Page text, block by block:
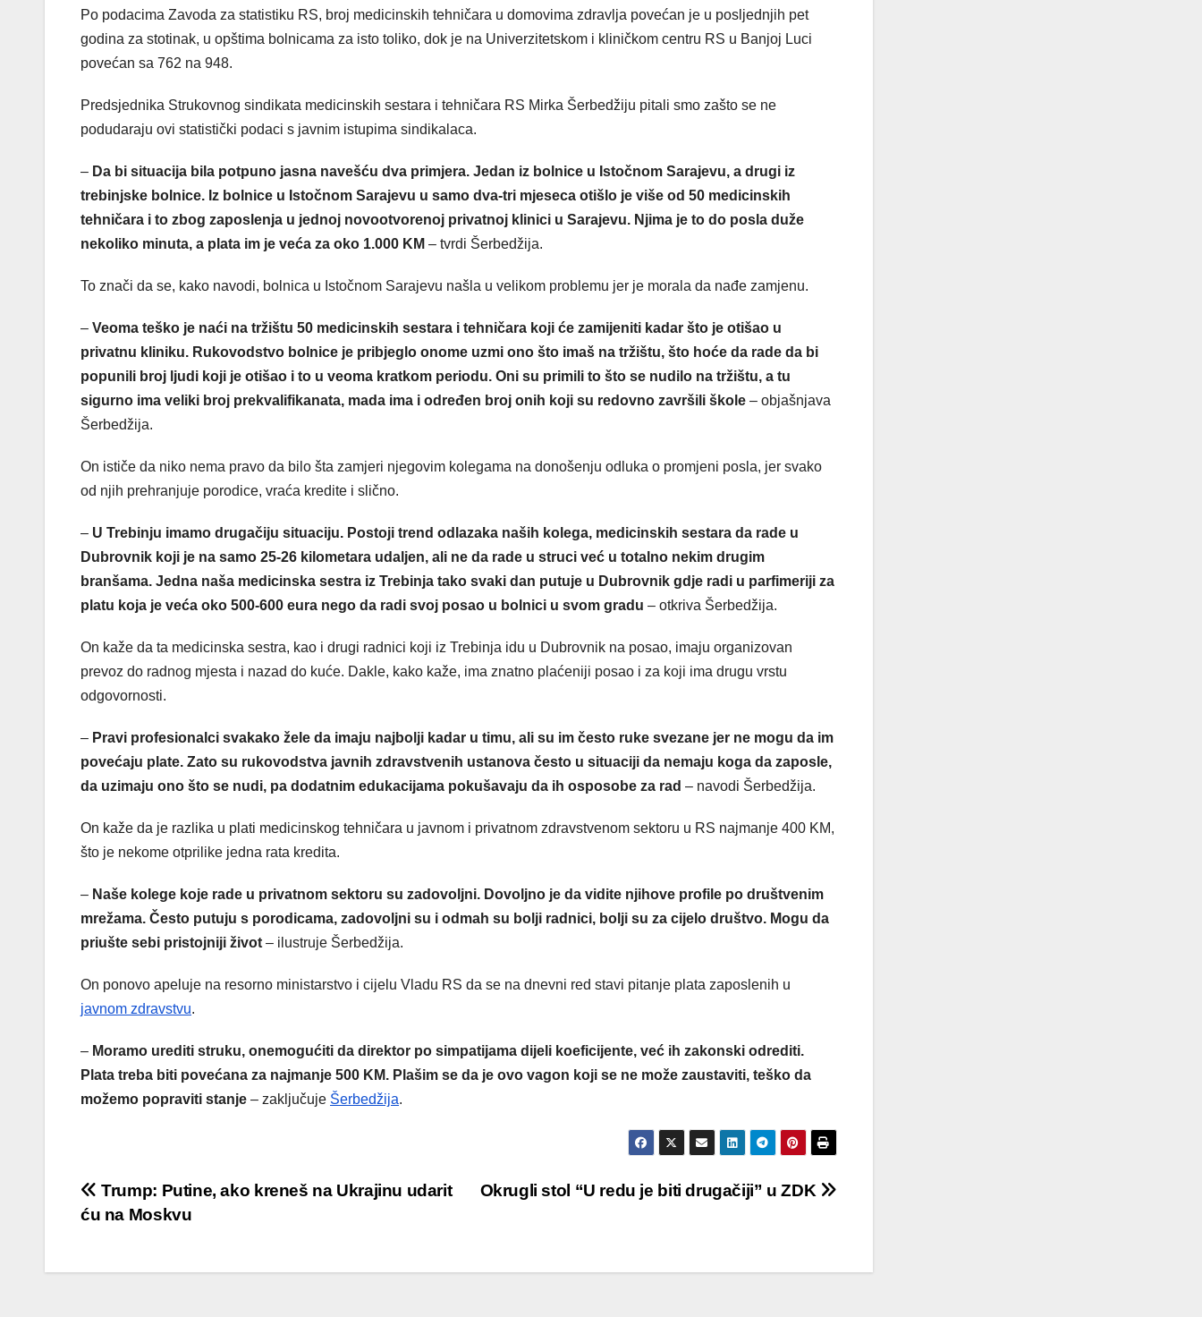
Po podacima Zavoda za statistiku RS, broj medicinskih tehničara u domovima zdravlja povećan je u posljednjih pet
godina za stotinak, u opštima bolnicama za isto toliko, dok je na Univerzitetskom i kliničkom centru RS u Banjoj Luci
povećan sa 762 na 948.
Predsjednika Strukovnog sindikata medicinskih sestara i tehničara RS Mirka Šerbedžiju pitali smo zašto se ne
podudaraju ovi statistički podaci s javnim istupima sindikalaca.
– Da bi situacija bila potpuno jasna navešću dva primjera. Jedan iz bolnice u Istočnom Sarajevu, a drugi iz
trebinjske bolnice. Iz bolnice u Istočnom Sarajevu u samo dva-tri mjeseca otišlo je više od 50 medicinskih
tehničara i to zbog zaposlenja u jednoj novootvorenoj privatnoj klinici u Sarajevu. Njima je to do posla duže
nekoliko minuta, a plata im je veća za oko 1.000 KM – tvrdi Šerbedžija.
To znači da se, kako navodi, bolnica u Istočnom Sarajevu našla u velikom problemu jer je morala da nađe zamjenu.
– Veoma teško je naći na tržištu 50 medicinskih sestara i tehničara koji će zamijeniti kadar što je otišao u
privatnu kliniku. Rukovodstvo bolnice je pribjeglo onome uzmi ono što imaš na tržištu, što hoće da rade da bi
popunili broj ljudi koji je otišao i to u veoma kratkom periodu. Oni su primili to što se nudilo na tržištu, a tu
sigurno ima veliki broj prekvalifikanata, mada ima i određen broj onih koji su redovno završili škole – objašnjava
Šerbedžija.
On ističe da niko nema pravo da bilo šta zamjeri njegovim kolegama na donošenju odluka o promjeni posla, jer svako
od njih prehranjuje porodice, vraća kredite i slično.
– U Trebinju imamo drugačiju situaciju. Postoji trend odlazaka naših kolega, medicinskih sestara da rade u
Dubrovnik koji je na samo 25-26 kilometara udaljen, ali ne da rade u struci već u totalno nekim drugim
branšama. Jedna naša medicinska sestra iz Trebinja tako svaki dan putuje u Dubrovnik gdje radi u parfimeriji za
platu koja je veća oko 500-600 eura nego da radi svoj posao u bolnici u svom gradu – otkriva Šerbedžija.
On kaže da ta medicinska sestra, kao i drugi radnici koji iz Trebinja idu u Dubrovnik na posao, imaju organizovan
prevoz do radnog mjesta i nazad do kuće. Dakle, kako kaže, ima znatno plaćeniji posao i za koji ima drugu vrstu
odgovornosti.
– Pravi profesionalci svakako žele da imaju najbolji kadar u timu, ali su im često ruke svezane jer ne mogu da im
povećaju plate. Zato su rukovodstva javnih zdravstvenih ustanova često u situaciji da nemaju koga da zaposle,
da uzimaju ono što se nudi, pa dodatnim edukacijama pokušavaju da ih osposobe za rad – navodi Šerbedžija.
On kaže da je razlika u plati medicinskog tehničara u javnom i privatnom zdravstvenom sektoru u RS najmanje 400 KM,
što je nekome otprilike jedna rata kredita.
– Naše kolege koje rade u privatnom sektoru su zadovoljni. Dovoljno je da vidite njihove profile po društvenim
mrežama. Često putuju s porodicama, zadovoljni su i odmah su bolji radnici, bolji su za cijelo društvo. Mogu da
priušte sebi pristojniji život – ilustruje Šerbedžija.
On ponovo apeluje na resorno ministarstvo i cijelu Vladu RS da se na dnevni red stavi pitanje plata zaposlenih u
javnom zdravstvu.
– Moramo urediti struku, onemogućiti da direktor po simpatijama dijeli koeficijente, već ih zakonski odrediti.
Plata treba biti povećana za najmanje 500 KM. Plašim se da je ovo vagon koji se ne može zaustaviti, teško da
možemo popraviti stanje – zaključuje Šerbedžija.
Post
Okrugli stol “U redu je biti drugačiji” u ZDK
Trump: Putine, ako kreneš na Ukrajinu udarit
ću na Moskvu